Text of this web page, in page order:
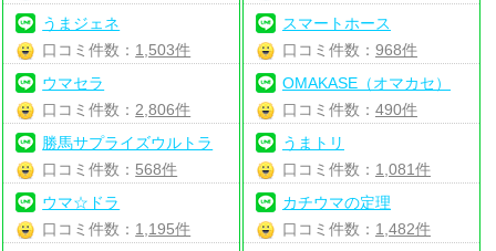
うまジェネ
口コミ件数： 1,503件
ウマセラ
口コミ件数： 2,806件
勝馬サプライズウルトラ
口コミ件数： 568件
ウマ☆ドラ
口コミ件数： 1,195件
スマートホース
口コミ件数： 968件
OMAKASE（オマカセ）
口コミ件数： 490件
うまトリ
口コミ件数： 1,081件
カチウマの定理
口コミ件数： 1,482件